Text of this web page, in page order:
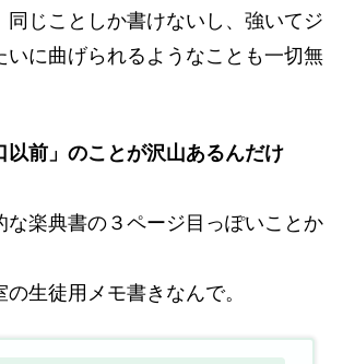
同じことしか書けないし、強いてジ
いに曲げられるようなことも一切無
以前」のことが沢山あるんだけ
な楽典書の３ページ目っぽいことか
生徒用メモ書きなんで。